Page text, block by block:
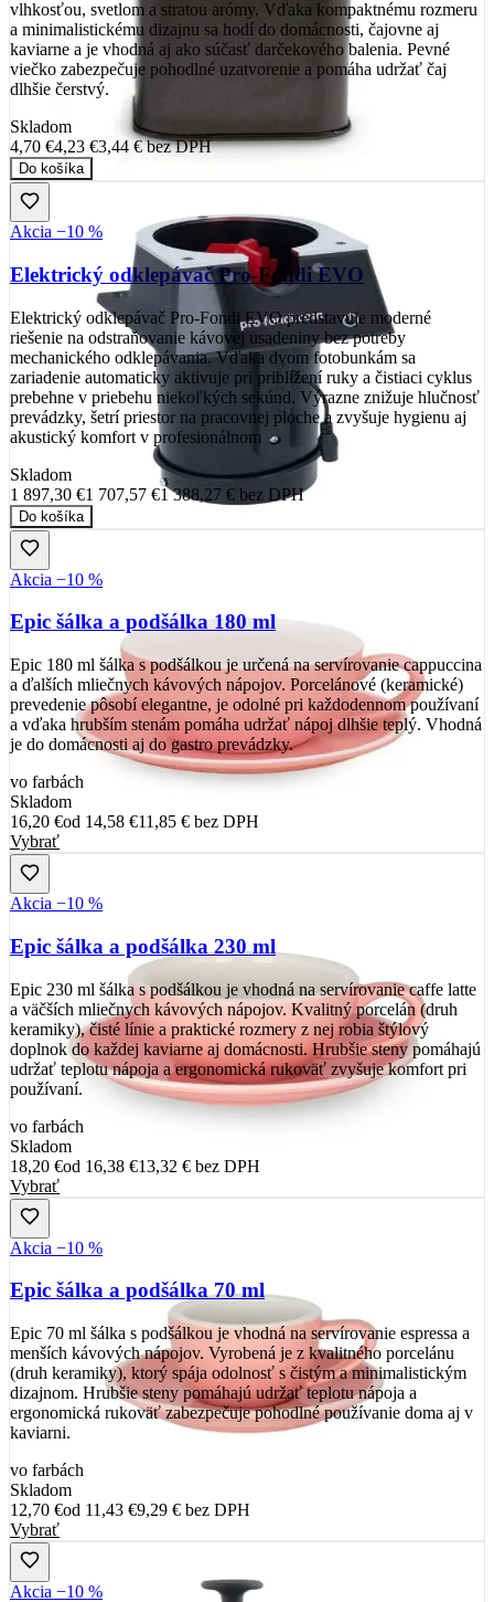
vlhkosťou, svetlom a stratou arómy. Vďaka kompaktnému rozmeru
a minimalistickému dizajnu sa hodí do domácnosti, čajovne aj
kaviarne a je vhodná aj ako súčasť darčekového balenia. Pevné
viečko zabezpečuje pohodlné uzatvorenie a pomáha udržať čaj
dlhšie čerstvý.
Skladom
4,70 €4,23 €3,44 €bez DPH
Do košíka
Akcia −10 %
Elektrický odklepávač Pro-Fondi EVO
Elektrický odklepávač Pro-Fondi EVO predstavuje moderné
riešenie na odstraňovanie kávovej usadeniny bez potreby
mechanického odklepávania. Vďaka dvom fotobunkám sa
zariadenie automaticky aktivuje pri priblížení ruky a čistiaci cyklus
prebehne v priebehu niekoľkých sekúnd. Výrazne znižuje hlučnosť
prevádzky, šetrí priestor na pracovnej ploche a zvyšuje hygienu aj
akustický komfort v profesionálnom
Skladom
1 897,30 €1 707,57 €1 388,27 € bez DPH
Do košíka
Akcia −10 %
Epic šálka a podšálka 180 ml
Epic 180 ml šálka s podšálkou je určená na servírovanie cappuccina
a ďalších mliečnych kávových nápojov. Porcelánové (keramické)
prevedenie pôsobí elegantne, je odolné pri každodennom používaní
a vďaka hrubším stenám pomáha udržať nápoj dlhšie teplý. Vhodná
je do domácnosti aj do gastro prevádzky.
vo farbách
Skladom
16,20 €od 14,58 €11,85 € bez DPH
Vybrať
Akcia −10 %
Epic šálka a podšálka 230 ml
Epic 230 ml šálka s podšálkou je vhodná na servírovanie caffe latte
a väčších mliečnych kávových nápojov. Kvalitný porcelán (druh
keramiky), čisté línie a praktické rozmery z nej robia štýlový
doplnok do každej kaviarne aj domácnosti. Hrubšie steny pomáhajú
udržať teplotu nápoja a ergonomická rukoväť zvyšuje komfort pri
používaní.
vo farbách
Skladom
18,20 €od 16,38 €13,32 € bez DPH
Vybrať
Akcia −10 %
Epic šálka a podšálka 70 ml
Epic 70 ml šálka s podšálkou je vhodná na servírovanie espressa a
menších kávových nápojov. Vyrobená je z kvalitného porcelánu
(druh keramiky), ktorý spája odolnosť s čistým a minimalistickým
dizajnom. Hrubšie steny pomáhajú udržať teplotu nápoja a
ergonomická rukoväť zabezpečuje pohodlné používanie doma aj v
kaviarni.
vo farbách
Skladom
12,70 €od 11,43 €9,29 € bez DPH
Vybrať
Akcia −10 %